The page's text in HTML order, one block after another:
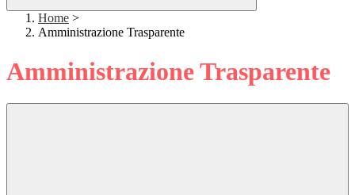
Home >
Amministrazione Trasparente
Amministrazione Trasparente